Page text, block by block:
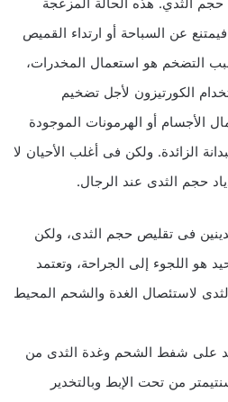
عن السباحة أو ارتداء القميص
التضخم هو استعمال المخدرات،
الكورتيزون لأجل تضخيم
أو الهرمونات الموجودة
الزائدة. ولكن فى أغلب الأحيان لا
حجم الثدى عند الرجال.
فى تقليص حجم الثدى، ولكن
اللجوء إلى الجراحة، وتعتمد
لاستئصال الغدة والشحم المحيط
على شفط الشحم وغدة الثدى من
من تحت الإبط وبالتخدير